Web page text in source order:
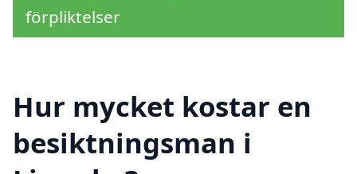
förpliktelser
Hur mycket kostar en
besiktningsman i